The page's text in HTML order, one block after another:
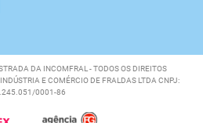
DA INCOMFRAL - TODOS OS DIREITOS
E COMÉRCIO DE FRALDAS LTDA CNPJ:
0001-86